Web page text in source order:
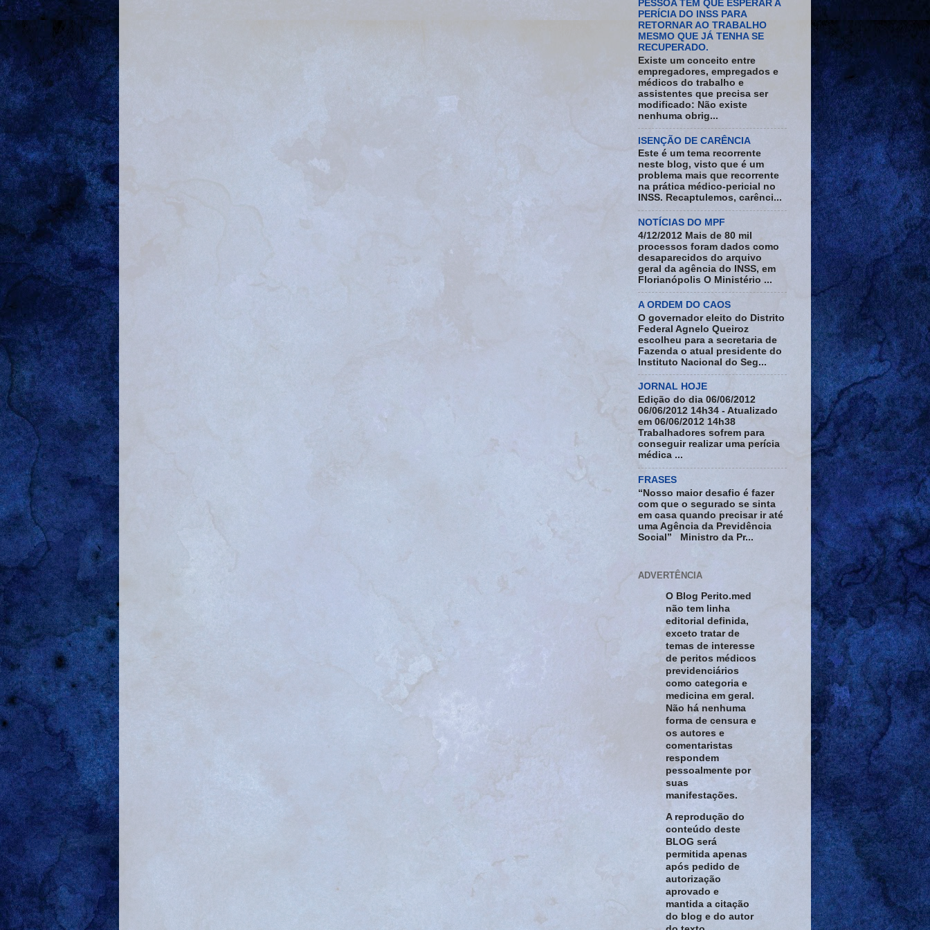
PESSOA TEM QUE ESPERAR A
PERÍCIA DO INSS PARA
RETORNAR AO TRABALHO
MESMO QUE JÁ TENHA SE
RECUPERADO.
Existe um conceito entre
empregadores, empregados e
médicos do trabalho e
assistentes que precisa ser
modificado: Não existe
nenhuma obrig...
ISENÇÃO DE CARÊNCIA
Este é um tema recorrente
neste blog, visto que é um
problema mais que recorrente
na prática médico-pericial no
INSS. Recaptulemos, carênci...
NOTÍCIAS DO MPF
4/12/2012 Mais de 80 mil
processos foram dados como
desaparecidos do arquivo
geral da agência do INSS, em
Florianópolis O Ministério ...
A ORDEM DO CAOS
O governador eleito do Distrito
Federal Agnelo Queiroz
escolheu para a secretaria de
Fazenda o atual presidente do
Instituto Nacional do Seg...
JORNAL HOJE
Edição do dia 06/06/2012
06/06/2012 14h34 - Atualizado
em 06/06/2012 14h38
Trabalhadores sofrem para
conseguir realizar uma perícia
médica ...
FRASES
“Nosso maior desafio é fazer
com que o segurado se sinta
em casa quando precisar ir até
uma Agência da Previdência
Social” Ministro da Pr...
ADVERTÊNCIA
O Blog Perito.med
não tem linha
editorial definida,
exceto tratar de
temas de interesse
de peritos médicos
previdenciários
como categoria e
medicina em geral.
Não há nenhuma
forma de censura e
os autores e
comentaristas
respondem
pessoalmente por
suas
manifestações.
A reprodução do
conteúdo deste
BLOG será
permitida apenas
após pedido de
autorização
aprovado e
mantida a citação
do blog e do autor